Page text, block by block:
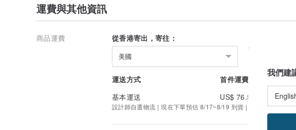
其他地區
如有不清楚的地方，歡迎查詢啊~ ^^
產地香港Misssheep手工製作
運費與其他資訊
商品運費 從香港寄出，寄往：
美國
運送方式 首件運費
續
基本運送
US$ 76.51
設計師自選物流 | 現在下單預估 8/17~8/19 到貨 | 提供追蹤
我們建